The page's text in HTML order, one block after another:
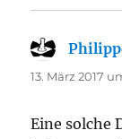
13. März 2017
Eine solche